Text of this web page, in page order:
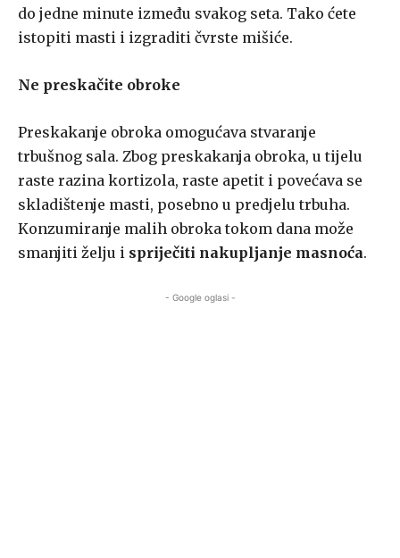
do jedne minute između svakog seta. Tako ćete
istopiti masti i izgraditi čvrste mišiće.
Ne preskačite obroke
Preskakanje obroka omogućava stvaranje
trbušnog sala. Zbog preskakanja obroka, u tijelu
raste razina kortizola, raste apetit i povećava se
skladištenje masti, posebno u predjelu trbuha.
Konzumiranje malih obroka tokom dana može
smanjiti želju i spriječiti nakupljanje masnoća.
- Google oglasi -